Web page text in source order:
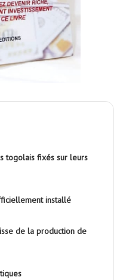
togolais fixés sur leurs
installé
de la production de